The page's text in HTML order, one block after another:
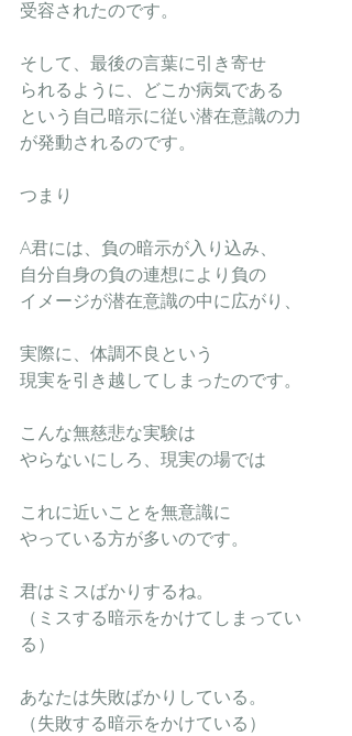
受容されたのです。
そして、最後の言葉に引き寄せ
られるように、どこか病気である
という自己暗示に従い潜在意識の力
が発動されるのです。
つまり
A君には、負の暗示が入り込み、
自分自身の負の連想により負の
イメージが潜在意識の中に広がり、
実際に、体調不良という
現実を引き越してしまったのです。
こんな無慈悲な実験は
やらないにしろ、現実の場では
これに近いことを無意識に
やっている方が多いのです。
君はミスばかりするね。
（ミスする暗示をかけてしまってい
る）
あなたは失敗ばかりしている。
（失敗する暗示をかけている）